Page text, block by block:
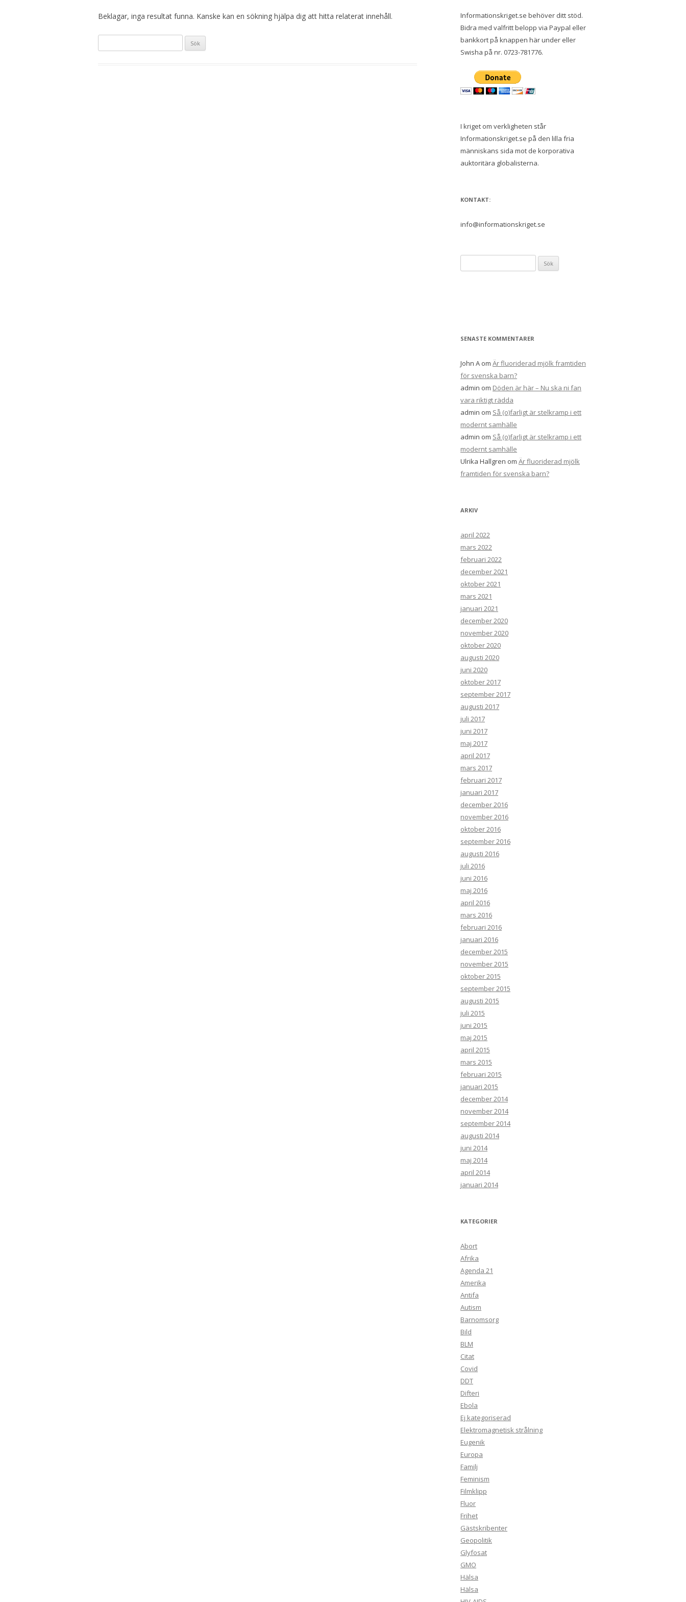
Beklagar, inga resultat funna. Kanske kan en sökning hjälpa dig att hitta relaterat innehåll.
efter:
Informationskriget.se behöver ditt stöd.
Bidra med valfritt belopp via Paypal eller
bankkort på knappen här under eller
Swisha på nr. 0723-781776.
I kriget om verkligheten står
Informationskriget.se på den lilla fria
människans sida mot de korporativa
auktoritära globalisterna.
KONTAKT:
info@informationskriget.se
efter:
SENASTE KOMMENTARER
John A om Är fluoriderad mjölk framtiden
för svenska barn?
admin om Döden är här – Nu ska ni fan
vara riktigt rädda
admin om Så (o)farligt är stelkramp i ett
modernt samhälle
admin om Så (o)farligt är stelkramp i ett
modernt samhälle
Ulrika Hallgren om Är fluoriderad mjölk
framtiden för svenska barn?
ARKIV
april 2022
mars 2022
februari 2022
december 2021
oktober 2021
mars 2021
januari 2021
december 2020
november 2020
oktober 2020
augusti 2020
juni 2020
oktober 2017
september 2017
augusti 2017
juli 2017
juni 2017
maj 2017
april 2017
mars 2017
februari 2017
januari 2017
december 2016
november 2016
oktober 2016
september 2016
augusti 2016
juli 2016
juni 2016
maj 2016
april 2016
mars 2016
februari 2016
januari 2016
december 2015
november 2015
oktober 2015
september 2015
augusti 2015
juli 2015
juni 2015
maj 2015
april 2015
mars 2015
februari 2015
januari 2015
december 2014
november 2014
september 2014
augusti 2014
juni 2014
maj 2014
april 2014
januari 2014
KATEGORIER
Abort
Afrika
Agenda 21
Amerika
Antifa
Autism
Barnomsorg
Bild
BLM
Citat
Covid
DDT
Difteri
Ebola
Ej kategoriserad
Elektromagnetisk strålning
Eugenik
Europa
Familj
Feminism
Filmklipp
Fluor
Frihet
Gästskribenter
Geopolitik
Glyfosat
GMO
Hälsa
Hälsa